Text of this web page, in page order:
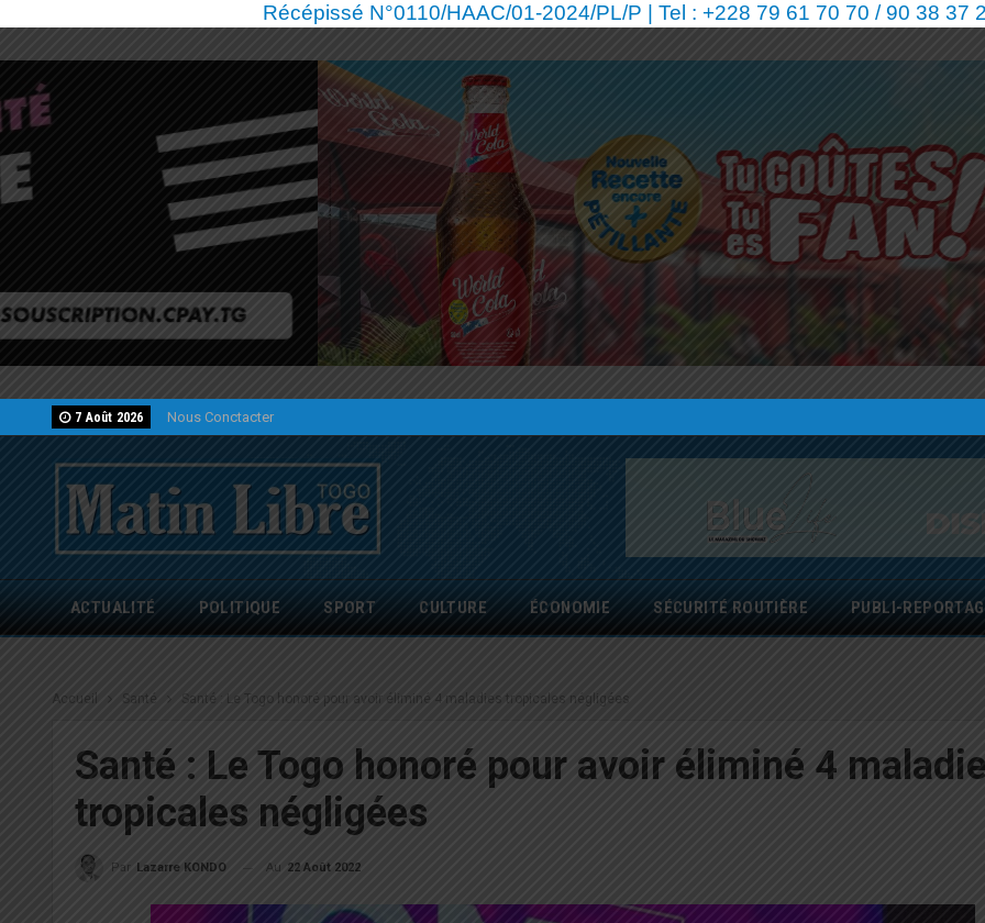
Récépissé N°0110/HAAC/01-2024/PL/P | Tel : +228 79 61 70 70 / 90 38 37
7 Août 2026 Nous Conctacter
ACTUALITÉ POLITIQUE SPORT CULTURE ÉCONOMIE SÉCURITÉ ROUTIÈRE PUBLI-
Accueil Santé Santé : Le Togo honoré pour avoir éliminé 4 maladies tropicales négligées
Santé : Le Togo honoré pour avoir éliminé 4
tropicales négligées
Par Lazarre KONDO Au 22 Août 2022